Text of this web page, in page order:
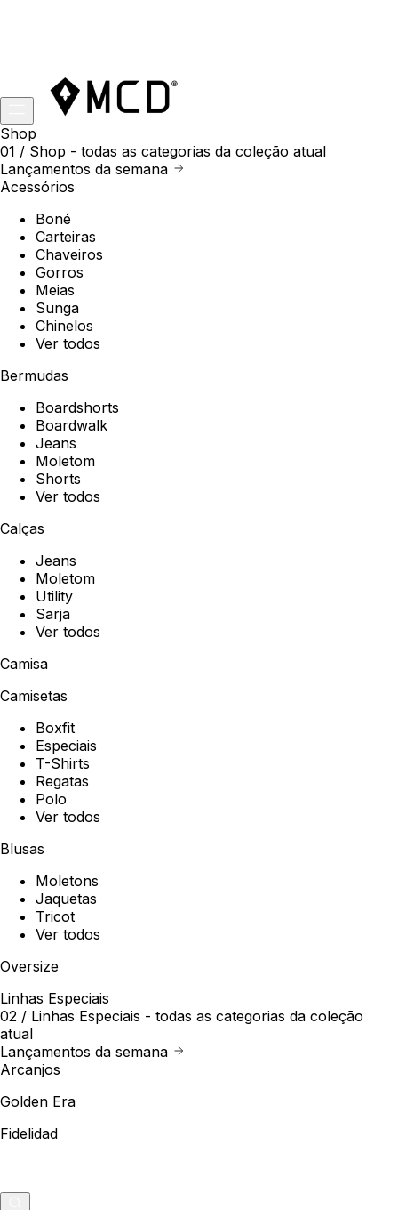
Shop
01 / Shop - todas as categorias da coleção atual
Lançamentos da semana
Acessórios
Boné
Carteiras
Chaveiros
Gorros
Meias
Sunga
Chinelos
Ver todos
Bermudas
Boardshorts
Boardwalk
Jeans
Moletom
Shorts
Ver todos
Calças
Jeans
Moletom
Utility
Sarja
Ver todos
Camisa
Camisetas
Boxfit
Especiais
T-Shirts
Regatas
Polo
Ver todos
Blusas
Moletons
Jaquetas
Tricot
Ver todos
Oversize
Linhas Especiais
02 / Linhas Especiais - todas as categorias da coleção
atual
Lançamentos da semana
Arcanjos
Golden Era
Fidelidad